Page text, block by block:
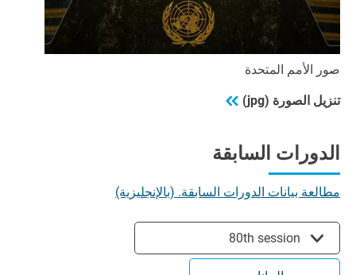
صور الأمم المتحدة
تنزيل الصورة (jpg)
الدورات السابقة
مطالعة بيانات الدورات السابقة. (بالإنجليزية)
80th session